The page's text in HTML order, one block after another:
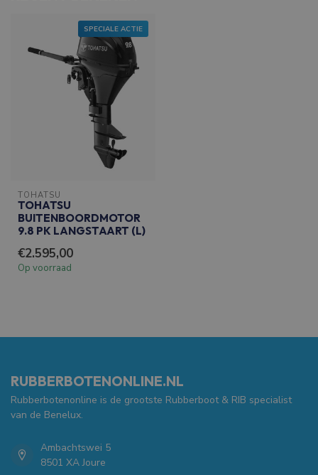
SPECIALE ACTIE
TOHATSU
TOHATSU
BUITENBOORDMOTOR
9.8 PK LANGSTAART (L)
€2.595,00
Op voorraad
RUBBERBOTENONLINE.NL
Rubberbotenonline is de grootste Rubberboot & RIB specialist
van de Benelux.
Ambachtswei 5
8501 XA Joure